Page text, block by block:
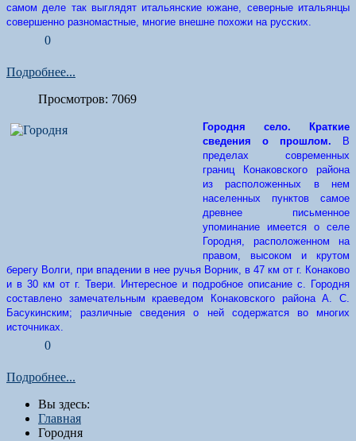
самом деле так выглядят итальянские южане, северные итальянцы
совершенно разномастные, многие внешне похожи на русских.
0
Подробнее...
Просмотров: 7069
Городня село. Краткие
сведения о прошлом. В
пределах современных
границ Конаковского района
из расположенных в нем
населенных пунктов самое
древнее письменное
упоминание имеется о селе
Городня, расположенном на
правом, высоком и крутом
берегу Волги, при впадении в нее ручья Ворник, в 47 км от г. Конаково
и в 30 км от г. Твери. Интересное и подробное описание с. Городня
составлено замечательным краеведом Конаковского района А. С.
Басукинским; различные сведения о ней содержатся во многих
источниках.
0
Подробнее...
Вы здесь:
Главная
Городня